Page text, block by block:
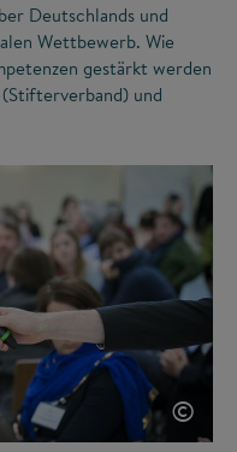
Deutschlands und
Wettbewerb. Wie
gestärkt werden
und
©